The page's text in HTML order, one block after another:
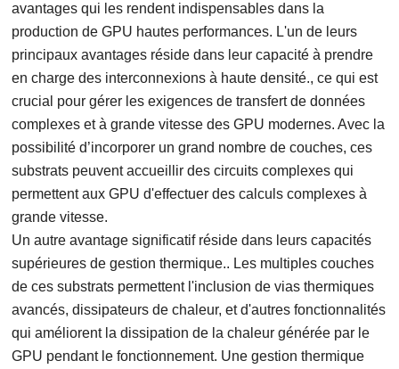
avantages qui les rendent indispensables dans la
production de GPU hautes performances. L'un de leurs
principaux avantages réside dans leur capacité à prendre
en charge des interconnexions à haute densité., ce qui est
crucial pour gérer les exigences de transfert de données
complexes et à grande vitesse des GPU modernes. Avec la
possibilité d’incorporer un grand nombre de couches, ces
substrats peuvent accueillir des circuits complexes qui
permettent aux GPU d'effectuer des calculs complexes à
grande vitesse.
Un autre avantage significatif réside dans leurs capacités
supérieures de gestion thermique.. Les multiples couches
de ces substrats permettent l'inclusion de vias thermiques
avancés, dissipateurs de chaleur, et d'autres fonctionnalités
qui améliorent la dissipation de la chaleur générée par le
GPU pendant le fonctionnement. Une gestion thermique